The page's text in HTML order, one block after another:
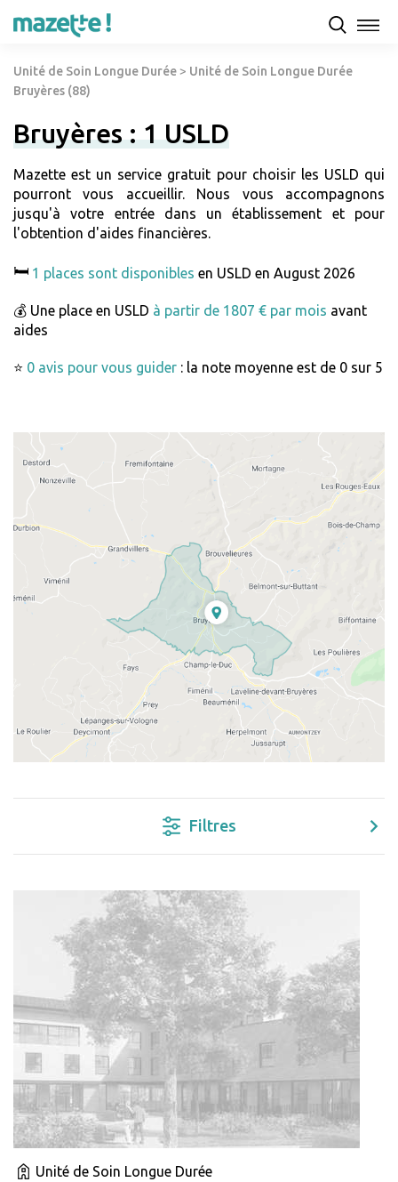
Unité de Soin Longue Durée > Unité de Soin Longue Durée
Bruyères (88)
Bruyères : 1 USLD
Mazette est un service gratuit pour choisir les USLD qui
pourront vous accueillir. Nous vous accompagnons
jusqu'à votre entrée dans un établissement et pour
l'obtention d'aides financières.
🛏️ 1 places sont disponibles en USLD en August 2026
💰 Une place en USLD à partir de 1807 € par mois avant
aides
⭐ 0 avis pour vous guider : la note moyenne est de 0 sur 5
Filtres
Unité de Soin Longue Durée